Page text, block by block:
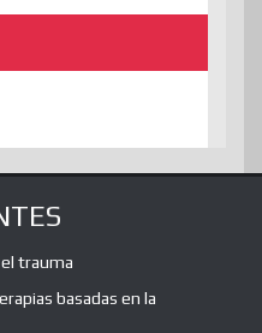
trauma
basadas en la